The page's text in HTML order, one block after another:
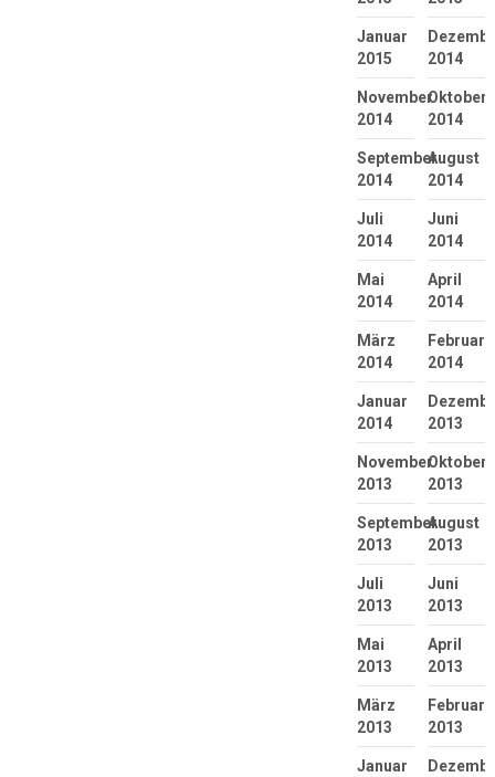
Januar
2015
2014
November
2014
Oktober
2014
September
2014
August
2014
Juli
2014
Juni
2014
Mai
2014
April
2014
März
2014
Februar
2014
Januar
2014
2013
November
2013
Oktober
2013
September
2013
August
2013
Juli
2013
Juni
2013
Mai
2013
April
2013
März
2013
Februar
2013
Januar